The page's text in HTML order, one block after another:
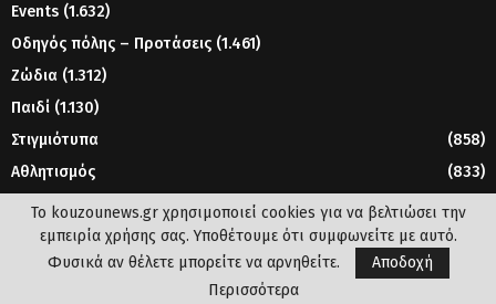
Events (1.632)
Οδηγός πόλης – Προτάσεις (1.461)
Ζώδια (1.312)
Παιδί (1.130)
Στιγμιότυπα
(858)
Αθλητισμός
(833)
Γυναίκα
© 2023 - www.kouzounews.gr
Το kouzounews.gr χρησιμοποιεί cookies για να βελτιώσει την
εμπειρία χρήσης σας. Υποθέτουμε ότι συμφωνείτε με αυτό.
Φυσικά αν θέλετε μπορείτε να αρνηθείτε.
Αποδοχή
Περισσότερα